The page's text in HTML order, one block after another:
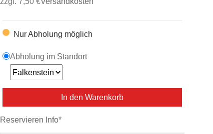
Nur Abholung möglich
Abholung im Standort
In den Warenkorb
Reservieren Info*